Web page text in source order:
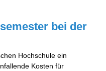
bei der
Hochschule ein
Kosten für